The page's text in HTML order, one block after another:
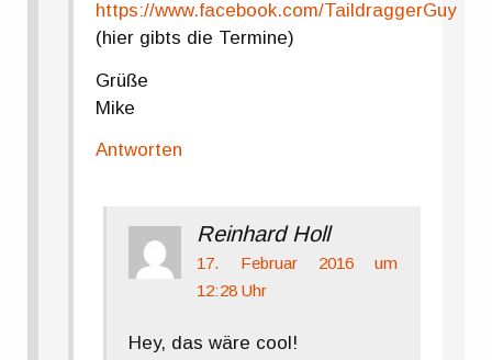
https://www.facebook.com/TaildraggerGuy
(hier gibts die Termine)
Grüße
Mike
Antworten
Reinhard Holl
17. Februar 2016 um
12:28 Uhr
Hey, das wäre cool!